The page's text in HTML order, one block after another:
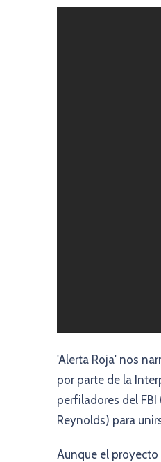
'Alerta Roja' nos
por parte de la
perfiladores del
Reynolds) para
Aunque el